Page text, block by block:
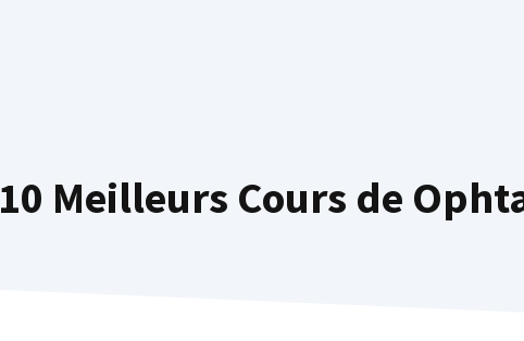
10 Meilleurs Cours de